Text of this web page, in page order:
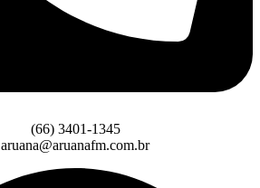
(66) 3401-1345
aruana@aruanafm.com.br